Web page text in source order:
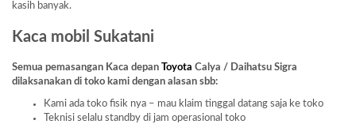
kasih banyak.
Kaca mobil Sukatani
Semua pemasangan Kaca depan Toyota Calya / Daihatsu Sigra
dilaksanakan di toko kami dengan alasan sbb:
Kami ada toko fisik nya – mau klaim tinggal datang saja ke toko
Teknisi selalu standby di jam operasional toko